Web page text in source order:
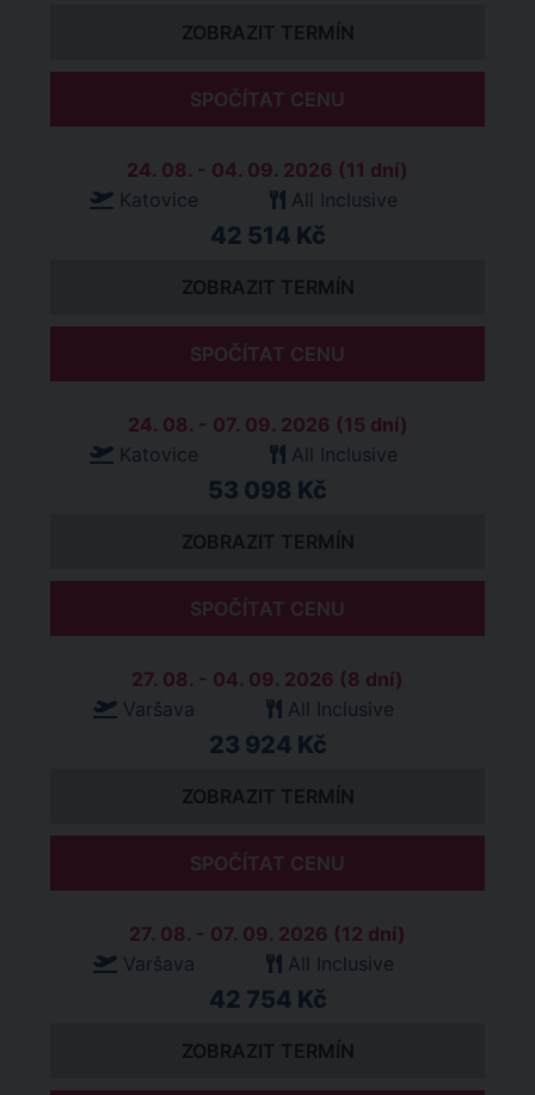
ZOBRAZIT TERMÍN
SPOČÍTAT CENU
24. 08. - 04. 09. 2026 (11 dní)
Katovice
All Inclusive
42 514 Kč
ZOBRAZIT TERMÍN
SPOČÍTAT CENU
24. 08. - 07. 09. 2026 (15 dní)
Katovice
All Inclusive
53 098 Kč
ZOBRAZIT TERMÍN
SPOČÍTAT CENU
27. 08. - 04. 09. 2026 (8 dní)
Varšava
All Inclusive
23 924 Kč
ZOBRAZIT TERMÍN
SPOČÍTAT CENU
27. 08. - 07. 09. 2026 (12 dní)
Varšava
All Inclusive
42 754 Kč
ZOBRAZIT TERMÍN